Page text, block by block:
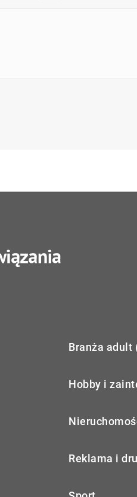
Branża adult
Hobby i
Reklama i